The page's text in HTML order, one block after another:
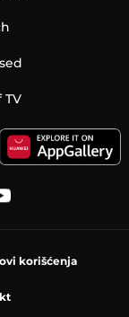
TV
korišćenja